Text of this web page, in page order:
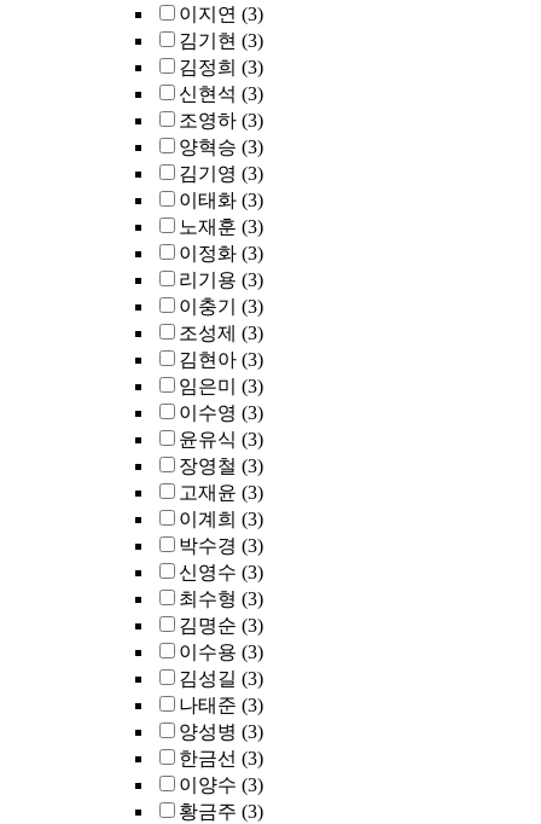
이지연 (3)
김기현 (3)
김정희 (3)
신현석 (3)
조영하 (3)
양혁승 (3)
김기영 (3)
이태화 (3)
노재훈 (3)
이정화 (3)
리기용 (3)
이충기 (3)
조성제 (3)
김현아 (3)
임은미 (3)
이수영 (3)
윤유식 (3)
장영철 (3)
고재윤 (3)
이계희 (3)
박수경 (3)
신영수 (3)
최수형 (3)
김명순 (3)
이수용 (3)
김성길 (3)
나태준 (3)
양성병 (3)
한금선 (3)
이양수 (3)
황금주 (3)